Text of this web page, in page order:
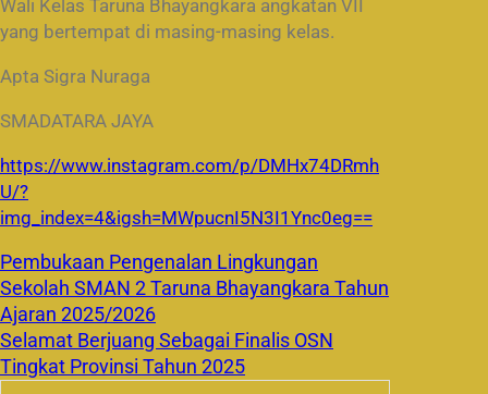
Wali Kelas Taruna Bhayangkara angkatan VII
yang bertempat di masing-masing kelas.
Apta Sigra Nuraga
SMADATARA JAYA
https://www.instagram.com/p/DMHx74DRmh
U/?
img_index=4&igsh=MWpucnI5N3I1Ync0eg==
Pembukaan Pengenalan Lingkungan
Sekolah SMAN 2 Taruna Bhayangkara Tahun
Ajaran 2025/2026
Selamat Berjuang Sebagai Finalis OSN
Tingkat Provinsi Tahun 2025